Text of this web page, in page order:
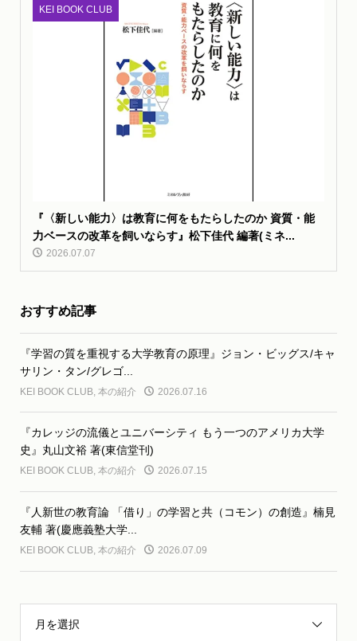
KEI BOOK CLUB
『〈新しい能力〉は教育に何をもたらしたのか 資質・能
力ベースの改革を飼いならす』松下佳代 編著(ミネ...
2026.07.07
おすすめ記事
『学習の質を重視する大学教育の原理』ジョン・ビッグス/キャ
サリン・タン/グレゴ...
KEI BOOK CLUB, 本の紹介 2026.07.16
『カレッジの流儀とユニバーシティ もう一つのアメリカ大学
史』丸山文裕 著(東信堂刊)
KEI BOOK CLUB, 本の紹介 2026.07.15
『人新世の教育論 「借り」の学習と共（コモン）の創造』楠見
友輔 著(慶應義塾大学...
KEI BOOK CLUB, 本の紹介 2026.07.09
月を選択